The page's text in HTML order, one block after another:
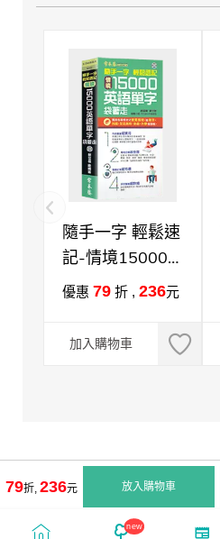
new
79折, 236元 放入購物車
隨手一字 輕鬆速
記-情境15000
英語單字袋著走
水書套）
優惠 79 折 , 236元
加入購物車